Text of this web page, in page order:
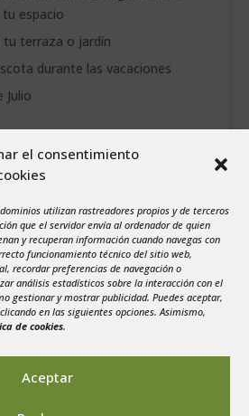
el consentimiento
dominios utilizan rastreadores propios y de terceros
que el servidor envía al ordenador de quien
y recuperan información cuando navegas con
funcionamiento técnico del sitio web,
recordar preferencias de navegación o
análisis estadísticos sobre la interacción con el
gestionar y mostrar publicidad. Puedes aceptar,
en las siguientes opciones. Asimismo,
de cookies.
Aceptar
espacio
tu terraza o jardín
durante las vacaciones
Julio
J V S
6 7 8
9
13 14 15
16
20 21 22
23
27 28 29
30